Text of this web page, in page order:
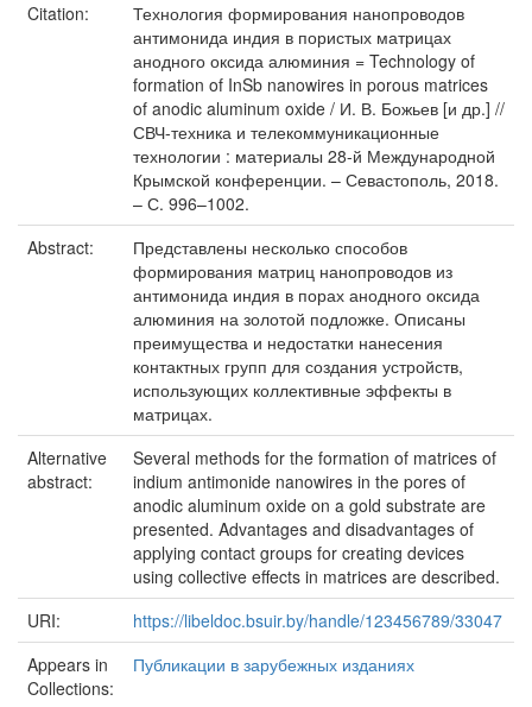
Citation:
Технология формирования нанопроводов
антимонида индия в пористых матрицах
анодного оксида алюминия = Technology of
formation of InSb nanowires in porous matrices
of anodic aluminum oxide / И. В. Божьев [и др.] //
СВЧ-техника и телекоммуникационные
технологии : материалы 28-й Международной
Крымской конференции. – Севастополь, 2018.
– С. 996–1002.
Abstract:
Представлены несколько способов
формирования матриц нанопроводов из
антимонида индия в порах анодного оксида
алюминия на золотой подложке. Описаны
преимущества и недостатки нанесения
контактных групп для создания устройств,
использующих коллективные эффекты в
матрицах.
Alternative
abstract:
Several methods for the formation of matrices of
indium antimonide nanowires in the pores of
anodic aluminum oxide on a gold substrate are
presented. Advantages and disadvantages of
applying contact groups for creating devices
using collective effects in matrices are described.
URI:
https://libeldoc.bsuir.by/handle/123456789/33047
Appears in
Collections:
Публикации в зарубежных изданиях